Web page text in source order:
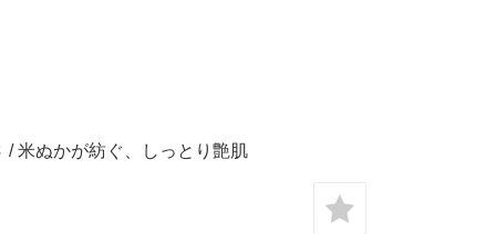
米ぬかが紡ぐ、しっとり艶肌